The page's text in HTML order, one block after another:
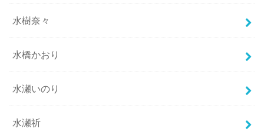
水樹奈々
水橋かおり
水瀬いのり
水瀬祈